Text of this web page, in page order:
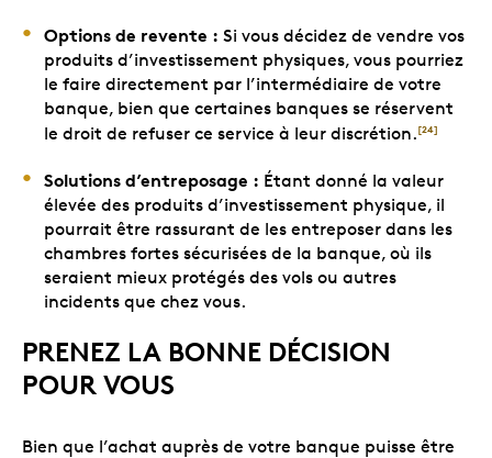
Options de revente : Si vous décidez de vendre vos
produits d’investissement physiques, vous pourriez
le faire directement par l’intermédiaire de votre
banque, bien que certaines banques se réservent
le droit de refuser ce service à leur discrétion.[24]
Solutions d’entreposage : Étant donné la valeur
élevée des produits d’investissement physique, il
pourrait être rassurant de les entreposer dans les
chambres fortes sécurisées de la banque, où ils
seraient mieux protégés des vols ou autres
incidents que chez vous.
PRENEZ LA BONNE DÉCISION
POUR VOUS
Bien que l’achat auprès de votre banque puisse être